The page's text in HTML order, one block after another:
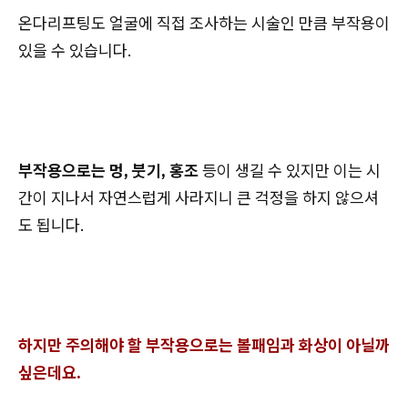
온다리프팅도 얼굴에 직접 조사하는 시술인 만큼 부작용이
있을 수 있습니다.
부작용으로는 멍, 붓기, 홍조등이 생길 수 있지만 이는 시
간이 지나서 자연스럽게 사라지니 큰 걱정을 하지 않으셔
도 됩니다.
하지만 주의해야 할 부작용으로는 볼패임과 화상이 아닐까
싶은데요.